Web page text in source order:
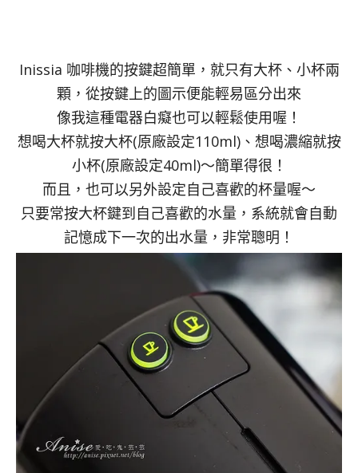
Inissia 咖啡機的按鍵超簡單，就只有大杯、小杯兩
顆，從按鍵上的圖示便能輕易區分出來
像我這種電器白癡也可以輕鬆使用喔！
想喝大杯就按大杯(原廠設定110ml)、想喝濃縮就按
小杯(原廠設定40ml)～簡單得很！
而且，也可以另外設定自己喜歡的杯量喔～
只要常按大杯鍵到自己喜歡的水量，系統就會自動
記憶成下一次的出水量，非常聰明！